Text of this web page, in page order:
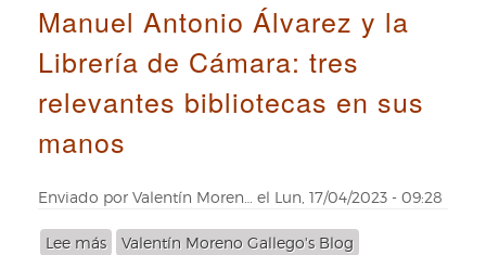
real
que
se
del
de
Librería
Cámara:
Manuel Antonio Álvarez y la
Librería de Cámara: tres
relevantes bibliotecas en sus
manos
Enviado por Valentín Moren… el Lun, 17/04/2023 - 09:28
Lee mássobre
Valentín Moreno Gallego's Blog